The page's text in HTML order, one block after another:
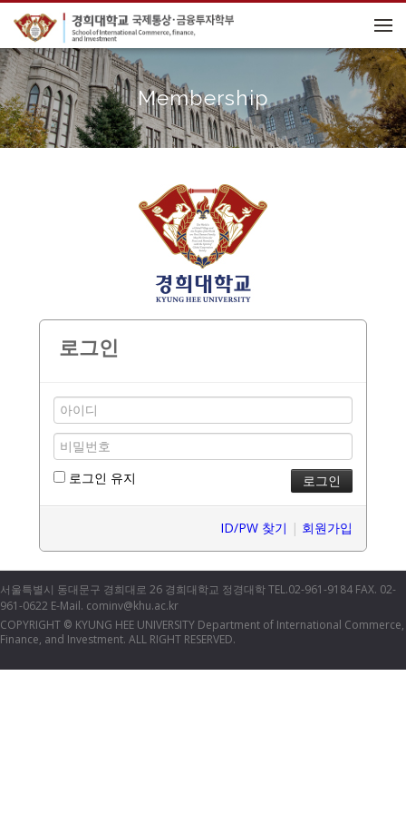
메뉴 건너뛰기
Membership
로그인
로그인 유지
ID/PW 찾기 | 회원가입
서울특별시 동대문구 경희대로 26 경희대학교 정경대학 TEL.02-961-9184 FAX. 02-
961-0622 E-Mail. cominv@khu.ac.kr
COPYRIGHT © KYUNG HEE UNIVERSITY Department of International Commerce,
Finance, and Investment. ALL RIGHT RESERVED.